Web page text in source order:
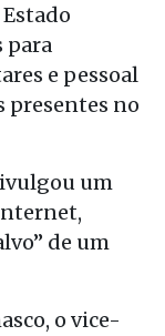
para
e pessoal
presentes no
um
de um
o vice-